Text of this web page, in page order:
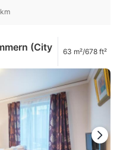
(City
63 m²/678 ft²